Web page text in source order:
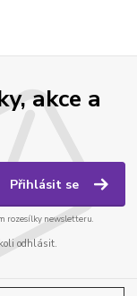
akce a
Přihlásit se
rozesílky newsletteru.
odhlásit.